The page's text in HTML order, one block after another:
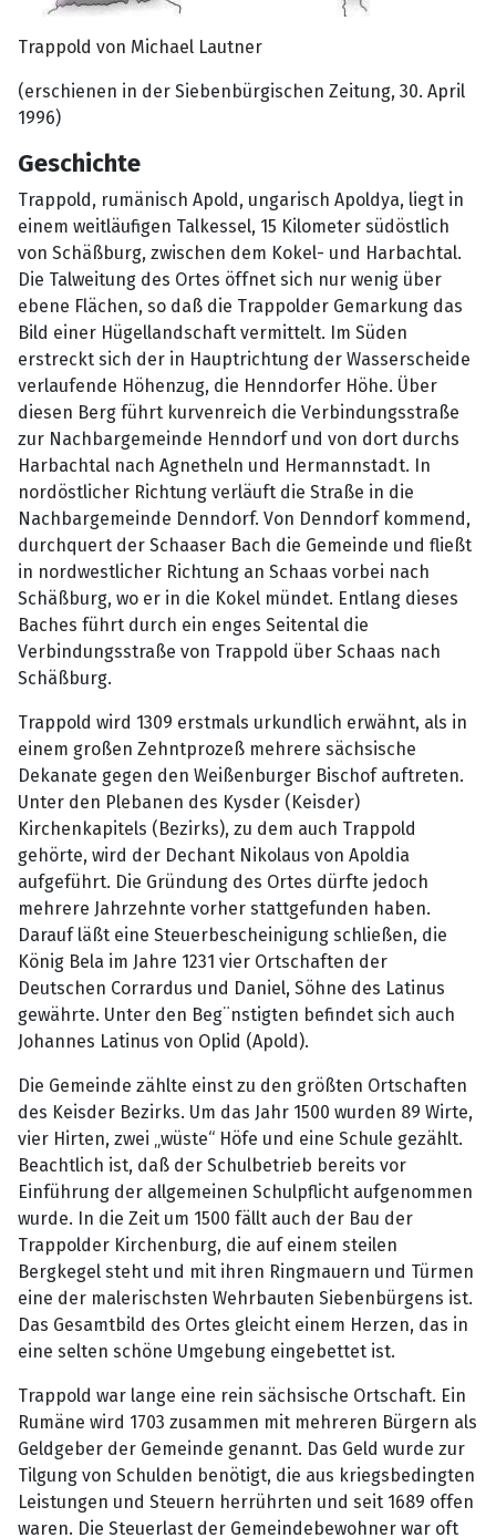
Trappold von Michael Lautner
(erschienen in der Siebenbürgischen Zeitung, 30. April
1996)
Geschichte
Trappold, rumänisch Apold, ungarisch Apoldya, liegt in
einem weitläufigen Talkessel, 15 Kilometer südöstlich
von Schäßburg, zwischen dem Kokel- und Harbachtal.
Die Talweitung des Ortes öffnet sich nur wenig über
ebene Flächen, so daß die Trappolder Gemarkung das
Bild einer Hügellandschaft vermittelt. Im Süden
erstreckt sich der in Hauptrichtung der Wasserscheide
verlaufende Höhenzug, die Henndorfer Höhe. Über
diesen Berg führt kurvenreich die Verbindungsstraße
zur Nachbargemeinde Henndorf und von dort durchs
Harbachtal nach Agnetheln und Hermannstadt. In
nordöstlicher Richtung verläuft die Straße in die
Nachbargemeinde Denndorf. Von Denndorf kommend,
durchquert der Schaaser Bach die Gemeinde und fließt
in nordwestlicher Richtung an Schaas vorbei nach
Schäßburg, wo er in die Kokel mündet. Entlang dieses
Baches führt durch ein enges Seitental die
Verbindungsstraße von Trappold über Schaas nach
Schäßburg.
Trappold wird 1309 erstmals urkundlich erwähnt, als in
einem großen Zehntprozeß mehrere sächsische
Dekanate gegen den Weißenburger Bischof auftreten.
Unter den Plebanen des Kysder (Keisder)
Kirchenkapitels (Bezirks), zu dem auch Trappold
gehörte, wird der Dechant Nikolaus von Apoldia
aufgeführt. Die Gründung des Ortes dürfte jedoch
mehrere Jahrzehnte vorher stattgefunden haben.
Darauf läßt eine Steuerbescheinigung schließen, die
König Bela im Jahre 1231 vier Ortschaften der
Deutschen Corrardus und Daniel, Söhne des Latinus
gewährte. Unter den Beg¨nstigten befindet sich auch
Johannes Latinus von Oplid (Apold).
Die Gemeinde zählte einst zu den größten Ortschaften
des Keisder Bezirks. Um das Jahr 1500 wurden 89 Wirte,
vier Hirten, zwei „wüste“ Höfe und eine Schule gezählt.
Beachtlich ist, daß der Schulbetrieb bereits vor
Einführung der allgemeinen Schulpflicht aufgenommen
wurde. In die Zeit um 1500 fällt auch der Bau der
Trappolder Kirchenburg, die auf einem steilen
Bergkegel steht und mit ihren Ringmauern und Türmen
eine der malerischsten Wehrbauten Siebenbürgens ist.
Das Gesamtbild des Ortes gleicht einem Herzen, das in
eine selten schöne Umgebung eingebettet ist.
Trappold war lange eine rein sächsische Ortschaft. Ein
Rumäne wird 1703 zusammen mit mehreren Bürgern als
Geldgeber der Gemeinde genannt. Das Geld wurde zur
Tilgung von Schulden benötigt, die aus kriegsbedingten
Leistungen und Steuern herrührten und seit 1689 offen
waren. Die Steuerlast der Gemeindebewohner war oft